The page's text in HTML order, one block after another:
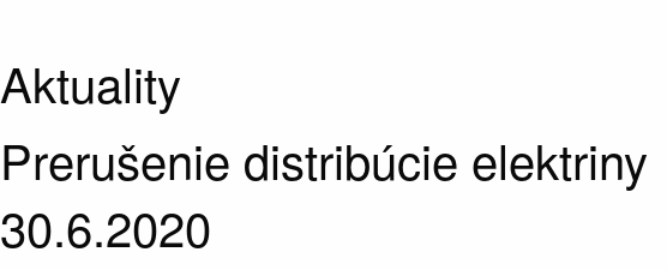
Aktuality
Prerušenie distribúcie elektriny
30.6.2020